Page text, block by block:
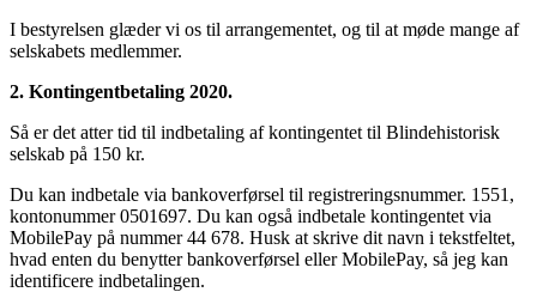
I bestyrelsen glæder vi os til arrangementet, og til at møde mange af
selskabets medlemmer.
2. Kontingentbetaling 2020.
Så er det atter tid til indbetaling af kontingentet til Blindehistorisk
selskab på 150 kr.
Du kan indbetale via bankoverførsel til registreringsnummer. 1551,
kontonummer 0501697. Du kan også indbetale kontingentet via
MobilePay på nummer 44 678. Husk at skrive dit navn i tekstfeltet,
hvad enten du benytter bankoverførsel eller MobilePay, så jeg kan
identificere indbetalingen.